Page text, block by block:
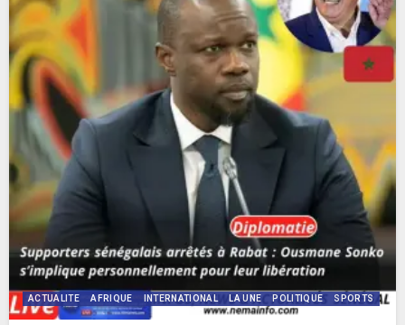
ACTUALITE AFRIQUE INTERNATIONAL LA UNE POLITIQUE SPORTS